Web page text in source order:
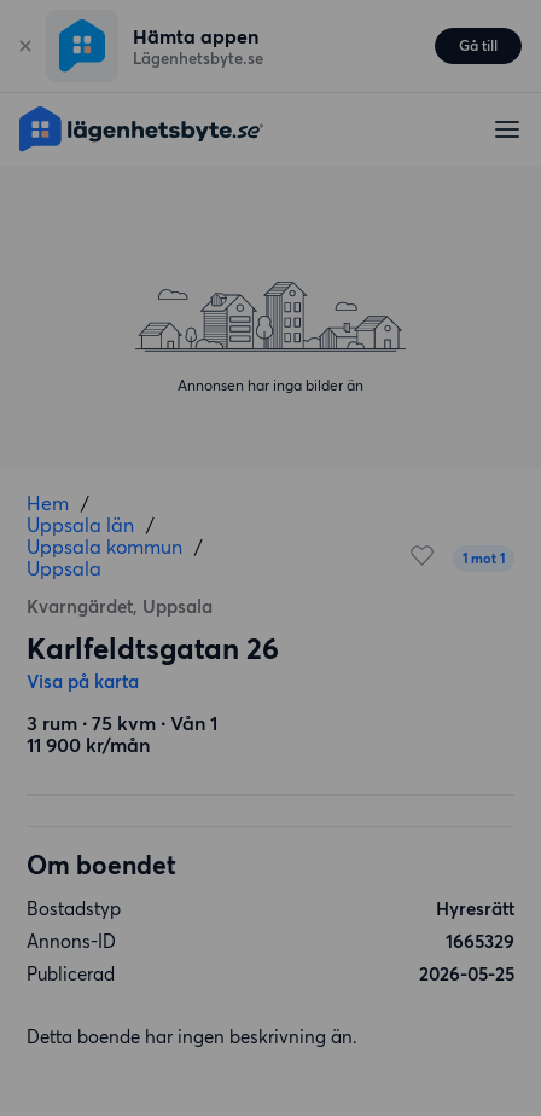
Hämta appen
Lägenhetsbyte.se
Gå till
Annonsen har inga bilder än
Hem /
Uppsala län /
Uppsala kommun /
Uppsala
Kvarngärdet, Uppsala
1 mot 1
Karlfeldtsgatan 26
Visa på karta
3 rum ∙ 75 kvm ∙ Vån 1
11 900 kr/mån
Om boendet
Bostadstyp
Hyresrätt
Annons-ID
1665329
Publicerad
2026-05-25
Detta boende har ingen beskrivning än.